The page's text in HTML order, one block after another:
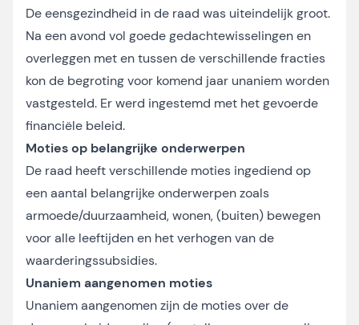
De eensgezindheid in de raad was uiteindelijk groot.
Na een avond vol goede gedachtewisselingen en
overleggen met en tussen de verschillende fracties
kon de begroting voor komend jaar unaniem worden
vastgesteld. Er werd ingestemd met het gevoerde
financiële beleid.
Moties op belangrijke onderwerpen
De raad heeft verschillende moties ingediend op
een aantal belangrijke onderwerpen zoals
armoede/duurzaamheid, wonen, (buiten) bewegen
voor alle leeftijden en het verhogen van de
waarderingssubsidies.
Unaniem aangenomen moties
Unaniem aangenomen zijn de moties over de